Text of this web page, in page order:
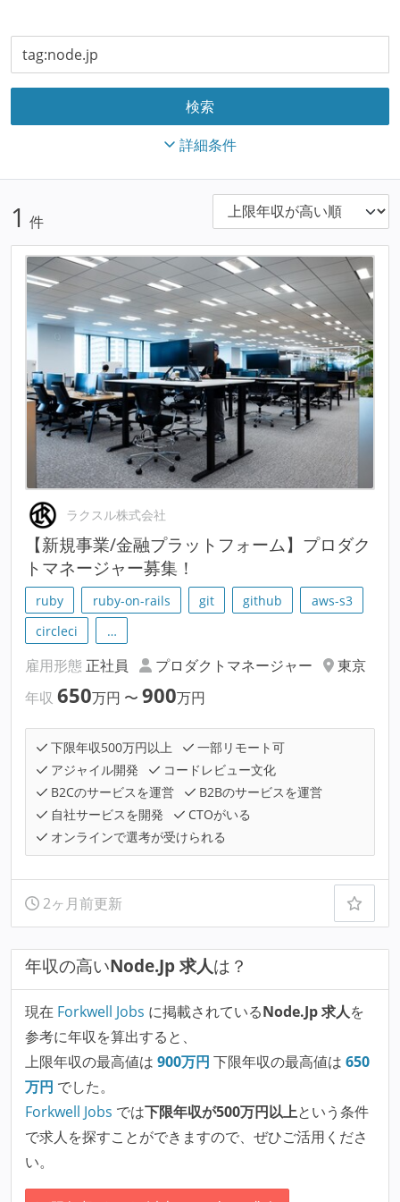
詳細条件
1 件
ラクスル株式会社
【新規事業/金融プラットフォーム】プロダク
トマネージャー募集！
ruby ruby-on-rails git github
aws-s3
circleci
…
雇用形態 正社員 プロダクトマネージャー
東京
年収 650万円 〜 900万円
下限年収500万円以上
一部リモート可
アジャイル開発
コードレビュー文化
B2Cのサービスを運営
B2Bのサービスを運営
自社サービスを開発
CTOがいる
オンラインで選考が受けられる
2ヶ月前更新
年収の高いNode.Jp 求人は？
現在 Forkwell Jobs に掲載されているNode.Jp 求人を
参考に年収を算出すると、
上限年収の最高値は 900万円 下限年収の最高値は 650
万円 でした。
Forkwell Jobs では下限年収が500万円以上という条件
で求人を探すことができますので、ぜひご活用くださ
い。